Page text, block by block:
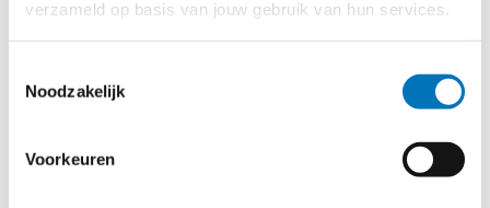
verzameld op basis van jouw gebruik van hun services.
Noodzakelijk
Voorkeuren
"De handhelds zijn heel gebruiksvriendelijk. Ze besparen
tijd en dat maakt dat we meer aandacht aan de gasten
kunnen bieden. De digitale keukenschermen helpen ons
De communicatie was al heel goed, maar nu weet